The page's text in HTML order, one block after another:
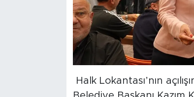
Halk Lokantası’nın